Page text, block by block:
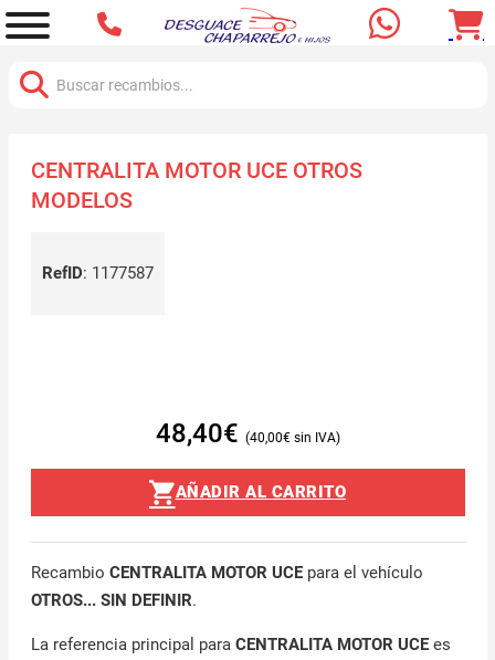
CENTRALITA MOTOR UCE OTROS
MODELOS
RefID: 1177587
48,40€ 40,00€
AÑADIR AL CARRITO
Recambio CENTRALITA MOTOR UCEpara el vehículo
OTROS... SIN DEFINIR.
La referencia principal para CENTRALITA MOTOR UCEes